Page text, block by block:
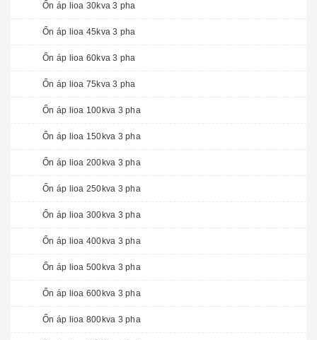
Ổn áp lioa 30kva 3 pha
Ổn áp lioa 45kva 3 pha
Ổn áp lioa 60kva 3 pha
Ổn áp lioa 75kva 3 pha
Ổn áp lioa 100kva 3 pha
Ổn áp lioa 150kva 3 pha
Ổn áp lioa 200kva 3 pha
Ổn áp lioa 250kva 3 pha
Ổn áp lioa 300kva 3 pha
Ổn áp lioa 400kva 3 pha
Ổn áp lioa 500kva 3 pha
Ổn áp lioa 600kva 3 pha
Ổn áp lioa 800kva 3 pha